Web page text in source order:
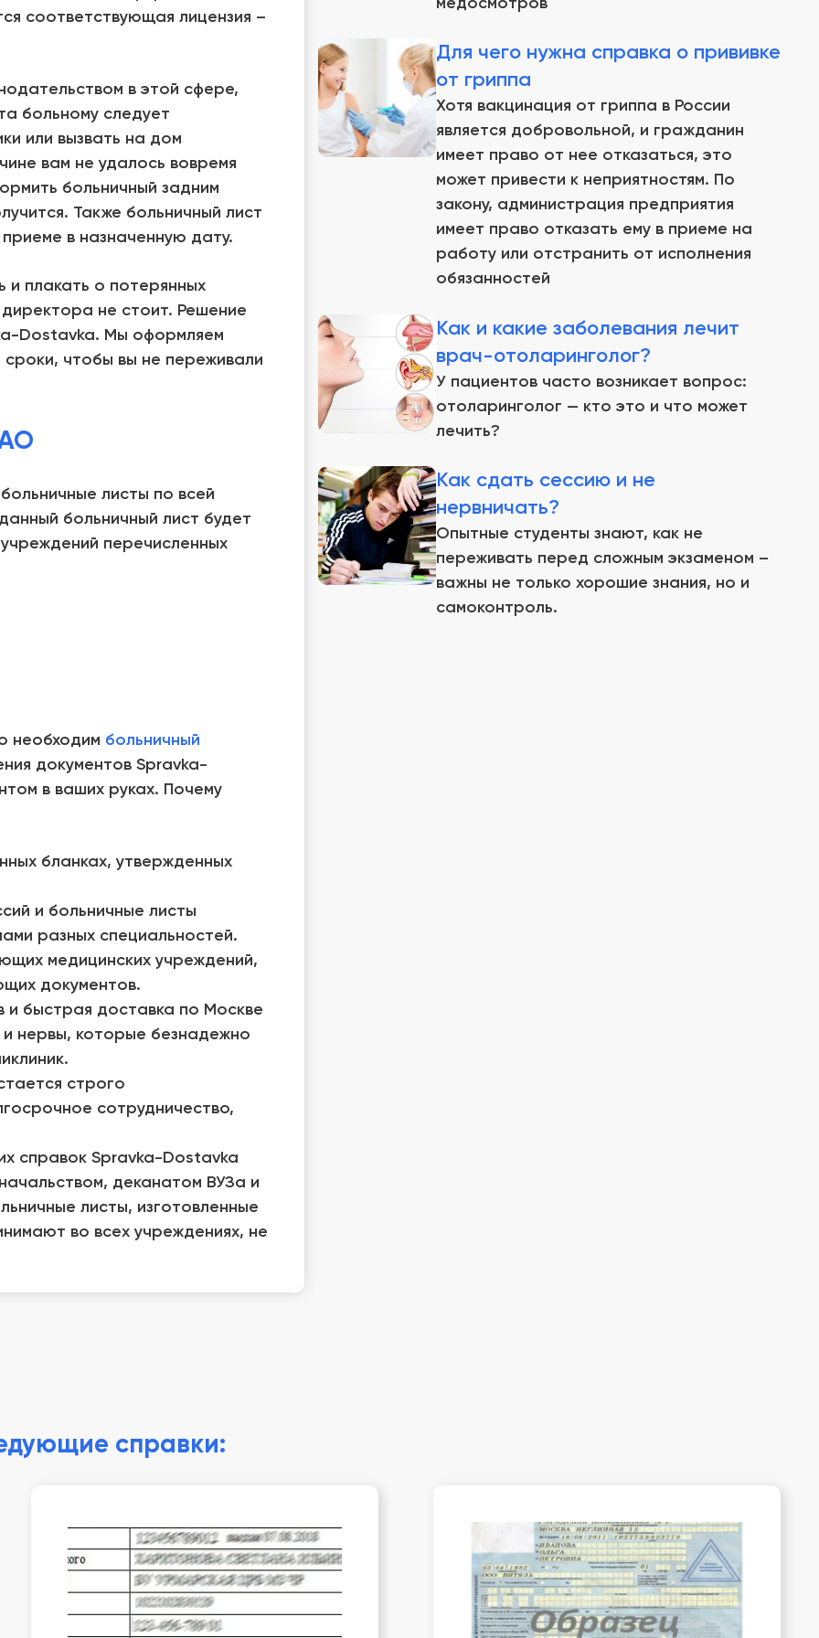
соответствующая лицензия –
в этой сфере,
больному следует
или вызвать на дом
вам не удалось вовремя
больничный задним
Также больничный лист
в назначенную дату.
и плакать о потерянных
не стоит. Решение
Dostavka. Мы оформляем
чтобы вы не переживали
листы по всей
больничный лист будет
перечисленных
необходим больничный
документов Spravka-
в ваших руках. Почему
бланках, утвержденных
и больничные листы
разных специальностей.
медицинских учреждений,
документов.
быстрая доставка по Москве
нервы, которые безнадежно
строго
сотрудничество,
справок Spravka-Dostavka
деканатом ВУЗа и
листы, изготовленные
во всех учреждениях, не
Для чего нужна справка о прививке
от гриппа
Хотя вакцинация от гриппа в России
является добровольной, и гражданин
имеет право от нее отказаться, это
может привести к неприятностям. По
закону, администрация предприятия
имеет право отказать ему в приеме на
работу или отстранить от исполнения
обязанностей
Как и какие заболевания лечит
врач-отоларинголог?
У пациентов часто возникает вопрос:
отоларинголог — кто это и что может
лечить?
Как сдать сессию и не
нервничать?
Опытные студенты знают, как не
переживать перед сложным экзаменом –
важны не только хорошие знания, но и
самоконтроль.
справки: